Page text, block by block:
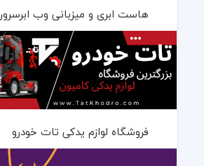
هاست ابری و میزبانی وب ابرسرور
فروشگاه لوازم یدکی تات خودرو